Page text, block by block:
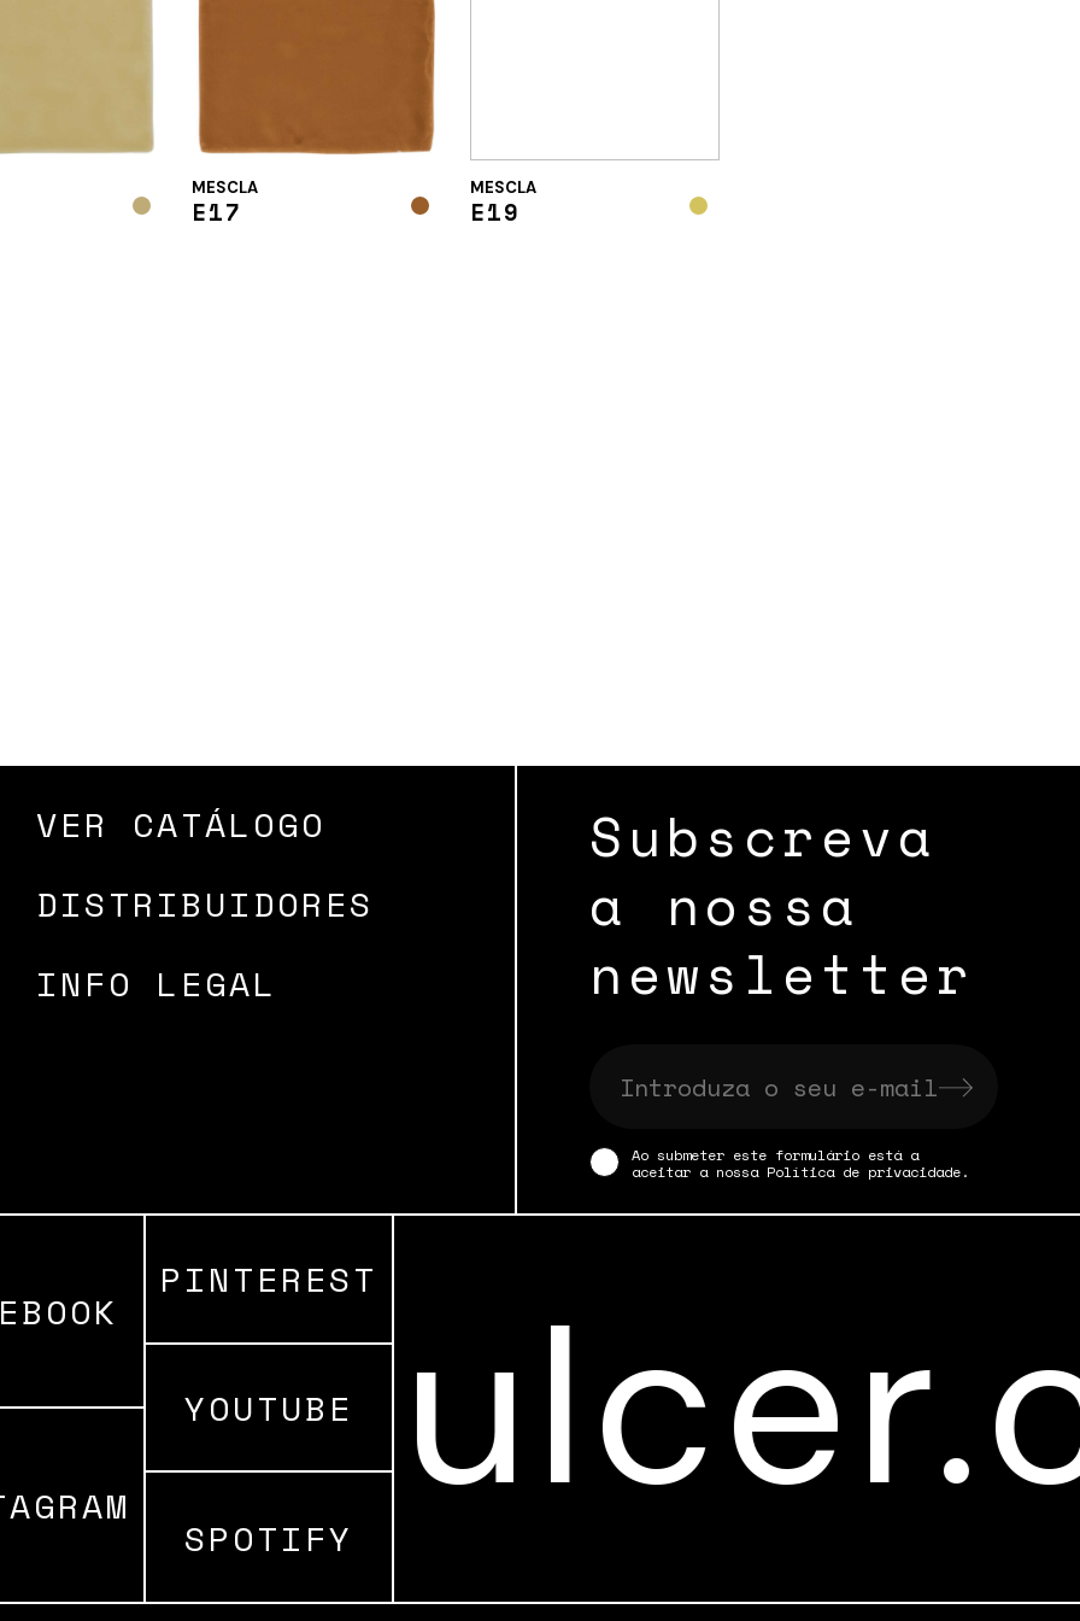
MESCLA
E17
MESCLA
E19
VAMOS FALAR
VER CATÁLOGO
DISTRIBUIDORES
INFO LEGAL
Subscreva
a nossa
newsletter
Ao submeter este formulário está a
aceitar a nossa Política de privacidade.
PINTEREST
YOUTUBE
SPOTIFY